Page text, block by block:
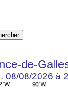
de-
08/08/2026 à